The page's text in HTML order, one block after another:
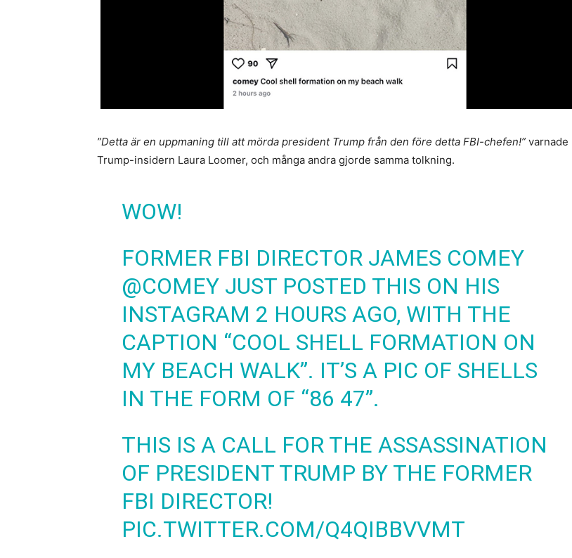
”Detta är en uppmaning till att mörda president Trump från den före detta FBI-chefen!” varnade
Trump-insidern Laura Loomer, och många andra gjorde samma tolkning.
WOW!
FORMER FBI DIRECTOR JAMES COMEY
@COMEYJUST POSTED THIS ON HIS
INSTAGRAM 2 HOURS AGO, WITH THE
CAPTION “COOL SHELL FORMATION ON
MY BEACH WALK”. IT’S A PIC OF SHELLS
IN THE FORM OF “86 47”.
THIS IS A CALL FOR THE ASSASSINATION
OF PRESIDENT TRUMP BY THE FORMER
FBI DIRECTOR!
PIC.TWITTER.COM/Q4QIBBVVMT